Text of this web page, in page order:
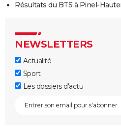
Résultats du BTS à Pinel-
NEWSLETTERS
Actualité
Sport
Les dossiers d'actu